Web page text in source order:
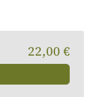
22,00 €